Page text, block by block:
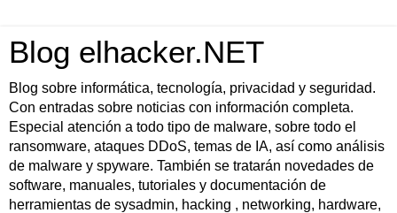
Blog elhacker.NET
Blog sobre informática, tecnología, privacidad y seguridad.
Con entradas sobre noticias con información completa.
Especial atención a todo tipo de malware, sobre todo el
ransomware, ataques DDoS, temas de IA, así como análisis
de malware y spyware. También se tratarán novedades de
software, manuales, tutoriales y documentación de
herramientas de sysadmin, hacking , networking, hardware,